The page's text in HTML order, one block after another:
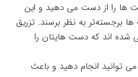
ها را از دست می دهید و این
برجسته‌تر به نظر برسند. تزریق
شده اند که دست هایتان را
توانید انجام دهید و باعث